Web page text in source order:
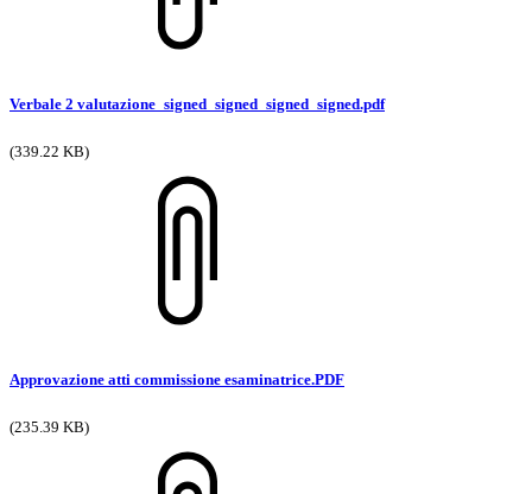
Verbale 2 valutazione_signed_signed_signed_signed.pdf
(339.22 KB)
Approvazione atti commissione esaminatrice.PDF
(235.39 KB)